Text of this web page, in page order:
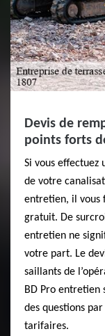
Devis de
points forts
Si vous effectuez
de votre
entretien, il vous
gratuit. De
entretien ne
votre part. Le
saillants de
BD Pro entretien
des questions
tarifaires.